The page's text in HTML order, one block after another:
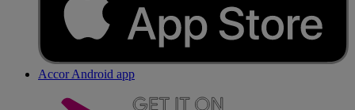
Accor Android app